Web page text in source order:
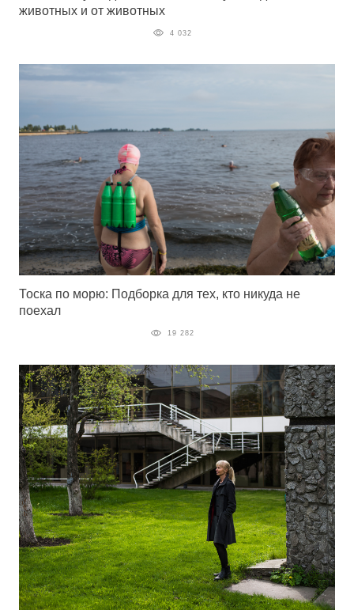
животных и от животных
4 032
Тоска по морю: Подборка для тех, кто никуда не
поехал
19 282